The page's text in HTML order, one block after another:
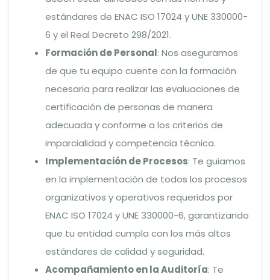
estándares de ENAC ISO 17024 y UNE 330000-
6 y el Real Decreto 298/2021.
Formación de Personal: Nos aseguramos
de que tu equipo cuente con la formación
necesaria para realizar las evaluaciones de
certificación de personas de manera
adecuada y conforme a los criterios de
imparcialidad y competencia técnica.
Implementación de Procesos: Te guiamos
en la implementación de todos los procesos
organizativos y operativos requeridos por
ENAC ISO 17024 y UNE 330000-6, garantizando
que tu entidad cumpla con los más altos
estándares de calidad y seguridad.
Acompañamiento en la Auditoría: Te